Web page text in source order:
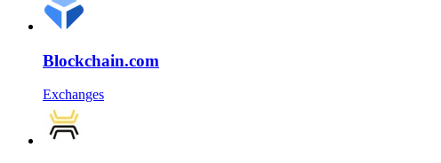
Blockchain.com
Exchanges